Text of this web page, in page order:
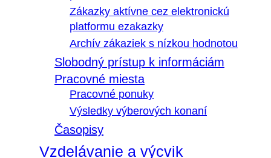
Zákazky aktívne cez elektronickú
platformu ezakazky
Archív zákaziek s nízkou hodnotou
Slobodný prístup k informáciám
Pracovné miesta
Pracovné ponuky
Výsledky výberových konaní
Časopisy
Vzdelávanie a výcvik